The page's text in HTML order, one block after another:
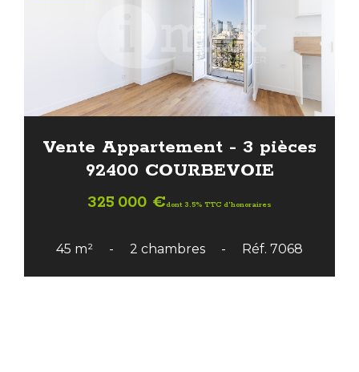
Vente Appartement - 3 pièces
92400 COURBEVOIE
325 000 €dont 3.5% TTC d'honoraires
45 m² 2 chambres Réf. 7068